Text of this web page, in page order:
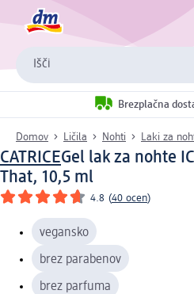
Išči
Brezplačna
Domov Ličila Nohti Laki za
CATRICEGel lak za nohte
That, 10,5 ml
4.8 (40 ocen)
vegansko
brez parabenov
brez parfuma